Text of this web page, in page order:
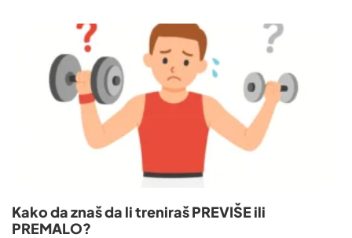
Kako da znaš da li treniraš PREVIŠE ili
PREMALO?